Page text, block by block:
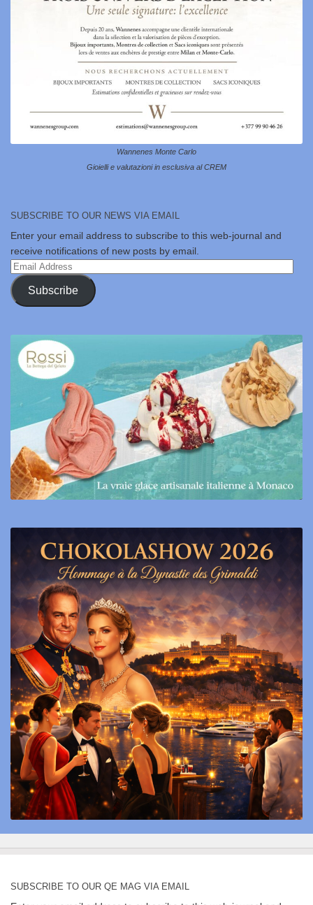
Wannenes Monte Carlo
Gioielli e valutazioni in esclusiva al CREM
SUBSCRIBE TO OUR NEWS VIA EMAIL
Enter your email address to subscribe to this web-journal and
receive notifications of new posts by email.
Email
Address
Subscribe
SUBSCRIBE TO OUR QE MAG VIA EMAIL